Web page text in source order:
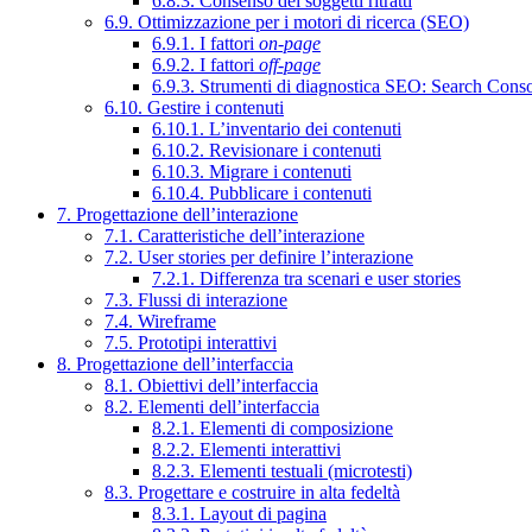
6.9. Ottimizzazione per i motori di ricerca (SEO)
6.9.1. I fattori on-page
6.9.2. I fattori off-page
6.9.3. Strumenti di diagnostica SEO: Search
6.10. Gestire i contenuti
6.10.1. L’inventario dei contenuti
6.10.2. Revisionare i contenuti
6.10.3. Migrare i contenuti
6.10.4. Pubblicare i contenuti
7. Progettazione dell’interazione
7.1. Caratteristiche dell’interazione
7.2. User stories per definire l’interazione
7.2.1. Differenza tra scenari e user stories
7.3. Flussi di interazione
7.4. Wireframe
7.5. Prototipi interattivi
8. Progettazione dell’interfaccia
8.1. Obiettivi dell’interfaccia
8.2. Elementi dell’interfaccia
8.2.1. Elementi di composizione
8.2.2. Elementi interattivi
8.2.3. Elementi testuali (microtesti)
8.3. Progettare e costruire in alta fedeltà
8.3.1. Layout di pagina